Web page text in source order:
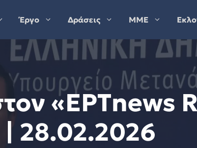
Έργο Δράσεις ΜΜΕ
«ΕΡΤnews
28.02.2026